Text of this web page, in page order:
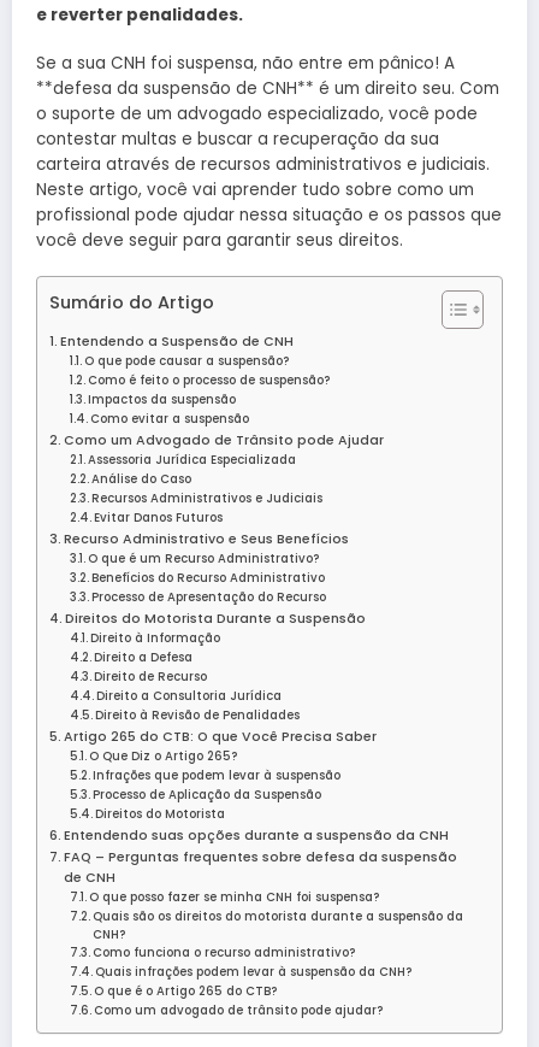
e reverter penalidades.
Se a sua CNH foi suspensa, não entre em pânico! A
**defesa da suspensão de CNH** é um direito seu. Com
o suporte de um advogado especializado, você pode
contestar multas e buscar a recuperação da sua
carteira através de recursos administrativos e judiciais.
Neste artigo, você vai aprender tudo sobre como um
profissional pode ajudar nessa situação e os passos que
você deve seguir para garantir seus direitos.
Sumário do Artigo
Entendendo a Suspensão de CNH
O que pode causar a suspensão?
Como é feito o processo de suspensão?
Impactos da suspensão
Como evitar a suspensão
Como um Advogado de Trânsito pode Ajudar
Assessoria Jurídica Especializada
Análise do Caso
Recursos Administrativos e Judiciais
Evitar Danos Futuros
Recurso Administrativo e Seus Benefícios
O que é um Recurso Administrativo?
Benefícios do Recurso Administrativo
Processo de Apresentação do Recurso
Direitos do Motorista Durante a Suspensão
Direito à Informação
Direito a Defesa
Direito de Recurso
Direito a Consultoria Jurídica
Direito à Revisão de Penalidades
Artigo 265 do CTB: O que Você Precisa Saber
O Que Diz o Artigo 265?
Infrações que podem levar à suspensão
Processo de Aplicação da Suspensão
Direitos do Motorista
Entendendo suas opções durante a suspensão da CNH
FAQ – Perguntas frequentes sobre defesa da suspensão
de CNH
O que posso fazer se minha CNH foi suspensa?
Quais são os direitos do motorista durante a suspensão da
CNH?
Como funciona o recurso administrativo?
Quais infrações podem levar à suspensão da CNH?
O que é o Artigo 265 do CTB?
Como um advogado de trânsito pode ajudar?